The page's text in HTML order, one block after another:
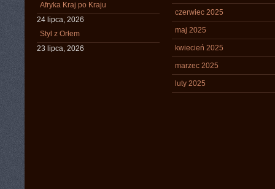
Afryka Kraj po Kraju
24 lipca, 2026
Styl z Orłem
23 lipca, 2026
czerwiec 2025
maj 2025
kwiecień 2025
marzec 2025
luty 2025